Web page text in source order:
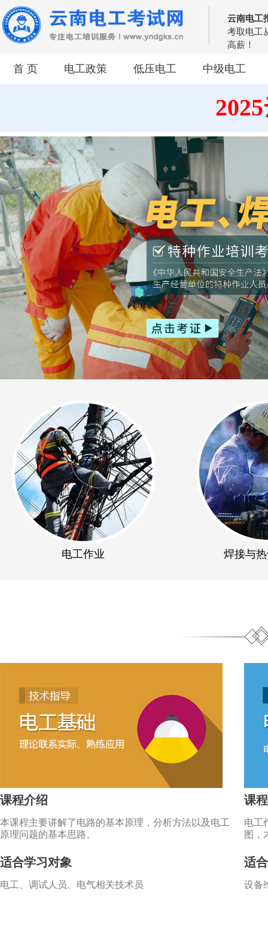
云南电工
考取电工
高薪！
首 页 电工政策 低压电工 中级电工
电工作业 焊接与
课程介绍
本课程主要讲解了电路的基本原理，分析方法以及电工
原理问题的基本思路。
适合学习对象
电工、调试人员、电气相关技术员
课
电工
图，
适
设备